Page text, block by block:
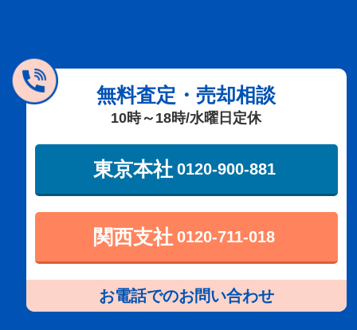
東京本社 0120-900-881
関西支社
無料査定・売却相談
10時～18時/水曜日定休
東京本社 0120-900-881
関西支社 0120-711-018
お電話でのお問い合わせ